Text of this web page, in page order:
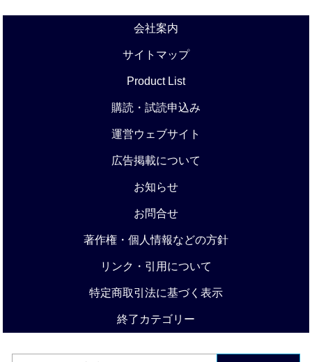
会社案内
サイトマップ
Product List
購読・試読申込み
運営ウェブサイト
広告掲載について
お知らせ
お問合せ
著作権・個人情報などの方針
リンク・引用について
特定商取引法に基づく表示
終了カテゴリー